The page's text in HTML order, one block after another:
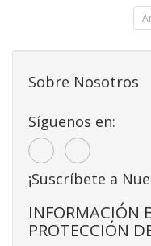
Sobre Nosotros
Síguenos en:
¡Suscríbete a
INFORMACIÓN
PROTECCIÓN